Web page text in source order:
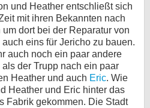
und Heather entschließt sich
mit ihren Bekannten nach
dort bei der Reparatur von
eins für Jericho zu bauen.
auch noch ein paar andere
der Trupp nach ein paar
Heather und auch Eric. Wie
Heather und Eric hinter das
Fabrik gekommen. Die Stadt